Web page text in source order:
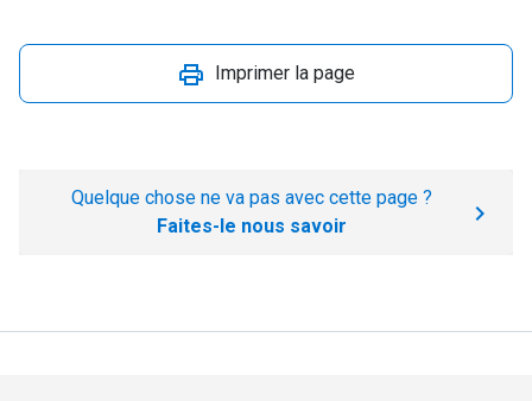
Imprimer la page
Quelque chose ne va pas avec cette page ?
Faites-le nous savoir